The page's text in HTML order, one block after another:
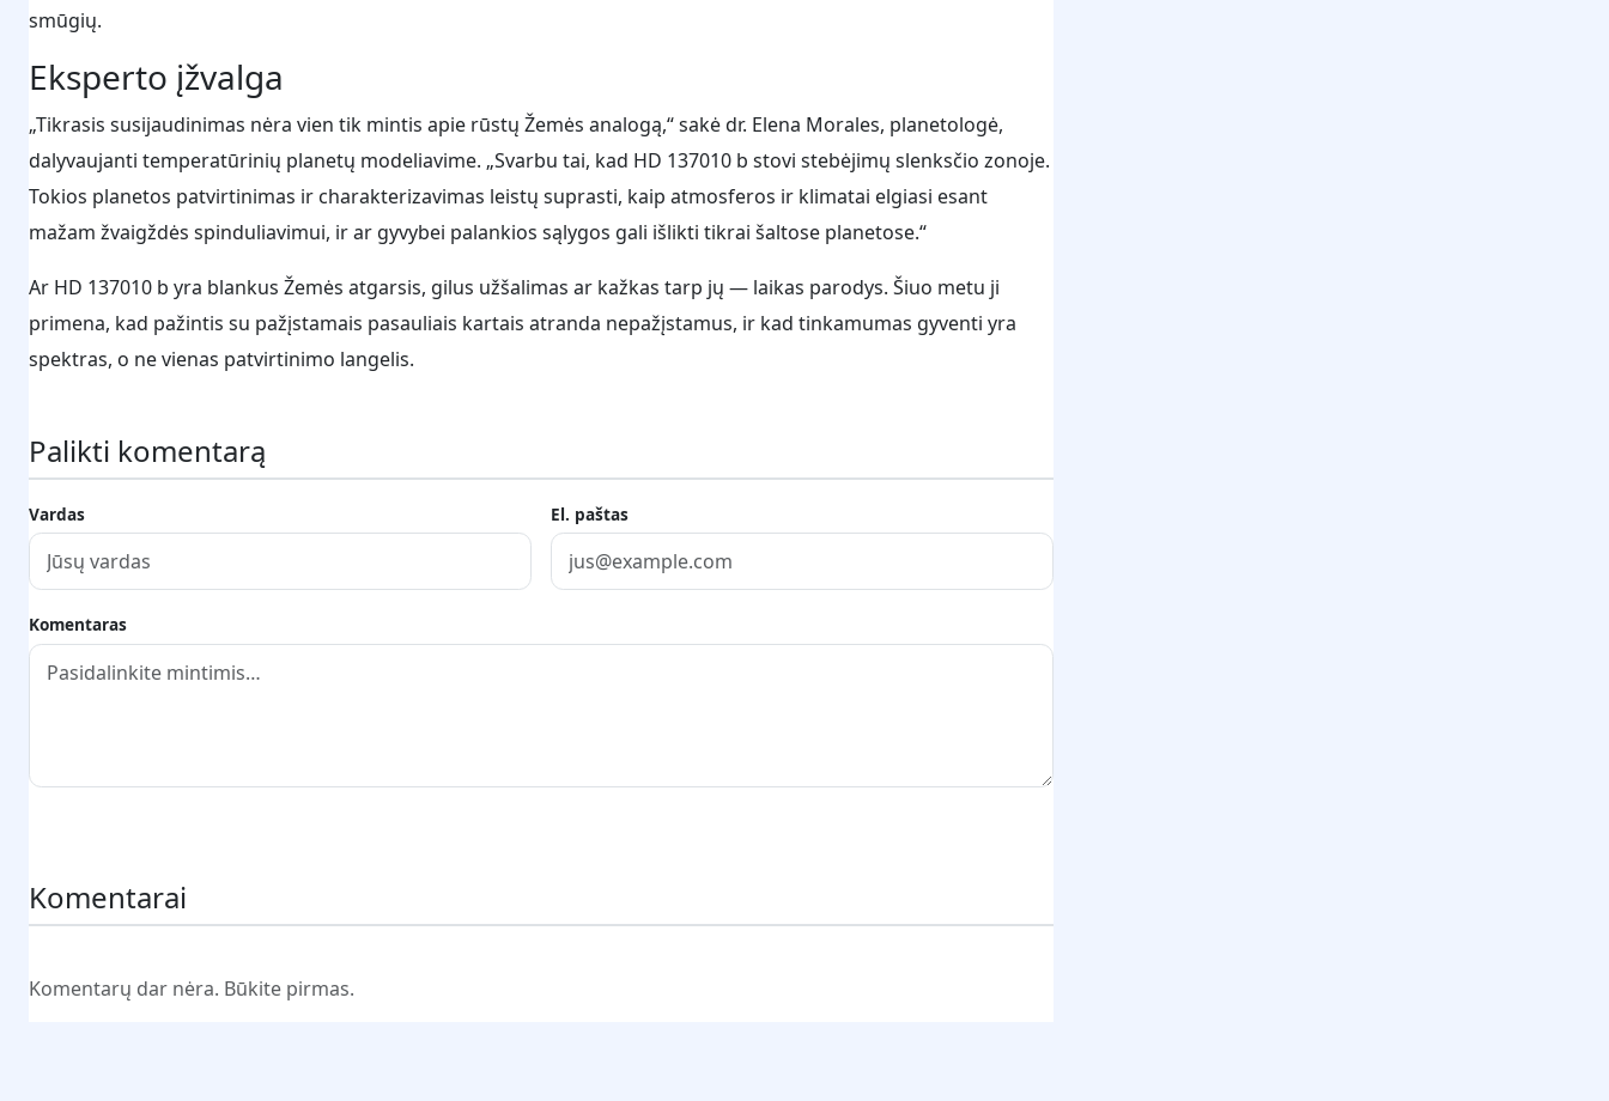
smūgių.
Eksperto įžvalga
„Tikrasis susijaudinimas nėra vien tik mintis apie rūstų Žemės analogą,“ sakė dr. Elena Morales, planetologė,
dalyvaujanti temperatūrinių planetų modeliavime. „Svarbu tai, kad HD 137010 b stovi stebėjimų slenksčio zonoje.
Tokios planetos patvirtinimas ir charakterizavimas leistų suprasti, kaip atmosferos ir klimatai elgiasi esant
mažam žvaigždės spinduliavimui, ir ar gyvybei palankios sąlygos gali išlikti tikrai šaltose planetose.“
Ar HD 137010 b yra blankus Žemės atgarsis, gilus užšalimas ar kažkas tarp jų — laikas parodys. Šiuo metu ji
primena, kad pažintis su pažįstamais pasauliais kartais atranda nepažįstamus, ir kad tinkamumas gyventi yra
spektras, o ne vienas patvirtinimo langelis.
Palikti komentarą
Vardas El. paštas
Komentaras
Komentarai
Komentarų dar nėra. Būkite pirmas.